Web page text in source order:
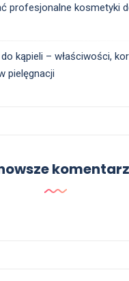
profesjonalne kosmetyki
kąpieli – właściwości,
pielęgnacji